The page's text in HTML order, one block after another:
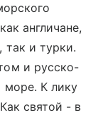
англичане,
и турки.
и русско-
море. К лику
святой - в